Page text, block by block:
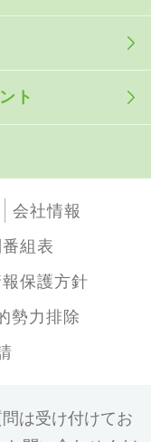
ト
会社情報
組表
保護方針
勢力排除
は受け付けてお